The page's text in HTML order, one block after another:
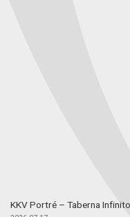
KKV Portré – Taberna Infinito